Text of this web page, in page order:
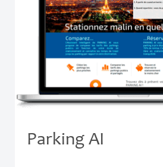
Parking AI